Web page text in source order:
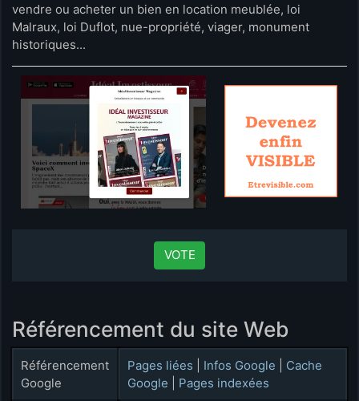
vendre ou acheter un bien en location meublée, loi
Malraux, loi Duflot, nue-propriété, viager, monument
historiques...
VOTE
Référencement du site Web
Référencement
Google
Pages liées Infos Google
Cache
Google
Pages indexées